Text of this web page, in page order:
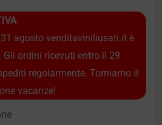
agosto venditaviniliusati.it è
Gli ordini ricevuti entro il 29
regolarmente. Torniamo il
vacanze!